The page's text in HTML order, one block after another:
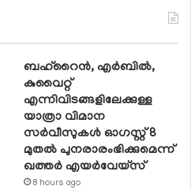
ബഹ്റൈന്‍, എര്‍ബില്‍,
കുവൈറ്റ്
എന്നിവിടങ്ങളിലേക്കുള്ള
യാത്രാ വിമാന
സര്‍വീസുകള്‍ ഓഗസ്റ്റ് 8
മുതല്‍ പുനരാരംഭിക്കുമെന്ന്
ഖത്തര്‍ എയര്‍വേയ്സ്
8 hours ago